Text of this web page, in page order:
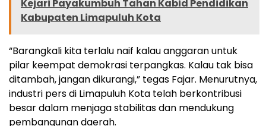
Kejari Payakumbuh Tahan Kabid Pendidikan
Kabupaten Limapuluh Kota
“Barangkali kita terlalu naif kalau anggaran untuk
pilar keempat demokrasi terpangkas. Kalau tak bisa
ditambah, jangan dikurangi,” tegas Fajar. Menurutnya,
industri pers di Limapuluh Kota telah berkontribusi
besar dalam menjaga stabilitas dan mendukung
pembangunan daerah.